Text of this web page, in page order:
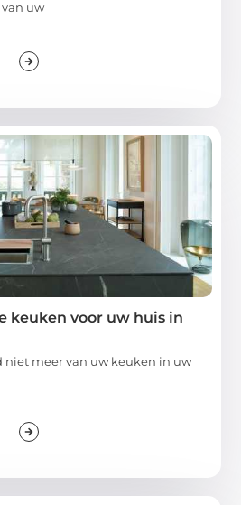
uw
keuken voor uw huis in
niet meer van uw keuken in uw